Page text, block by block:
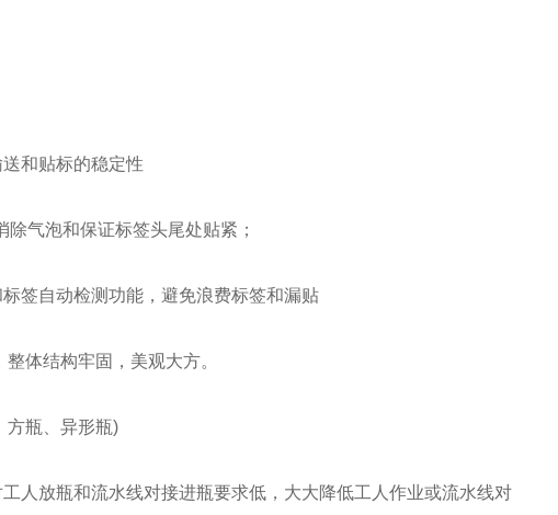
和贴标的稳定性
气泡和保证标签头尾处贴紧；
签自动检测功能，避免浪费标签和漏贴
体结构牢固，美观大方。
瓶、异形瓶)
放瓶和流水线对接进瓶要求低，大大降低工人作业或流水线对